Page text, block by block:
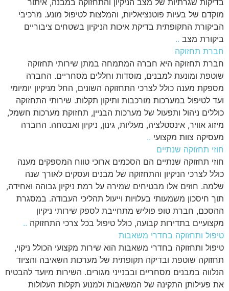
בדיקות שגרתיות של מצב הניקיון והתחזוקה במבנה, איתור
מוקדם של בעיות פוטנציאליות, והמלצות לטיפול מונע. מרכיבי
הביקורת התקופתית בדיקת איכות הניקיון בשטחים ציבוריים
ביקורת מצב ..
חברת תחזוקה
חברת תחזוקה היא חברה המתמחה במתן שירותי תחזוקה
שוטפת ומונעת למבנים, מוסדות וחללים מסחריים. החברה
מספקת מענה כולל לצרכי התחזוקה השונים, החל מניקיון יומיומי
ועד לטיפול במערכות מורכבות ותיקון תקלות. שירותי התחזוקה
כוללים ניהול ותפעול של מערכות הבניין, תחזוקת מערכות חשמל,
מיזוג אוויר, אינסטלציה, מעליות, גינון, ניקיון ואבטחה. החברה
מעסיקה צוות מקצועי ..
חוזי תחזוקה שנתיים
חוזי תחזוקה שנתיים הם הסכמים ארוכי טווח המספקים מענה
כולל לצרכי הניקיון והתחזוקה של מבנים ועסקים לאורך שנה
שלמה. חוזים אלו מבטיחים שמירה על רמת ניקיון גבוהה ואחידה,
תוך חיסכון משמעותי בעלויות וייעול תהליכי העבודה. במסגרת
ההסכם, חברת טופ פוליש מתחייבת לספק שירותי ניקיון
מקצועיים בתדירות קבועה, כולל טיפול בכל צרכי התחזוקה ..
טיפול ותחזוקה בחדרי משאבות
טיפול ותחזוקה בחדרי משאבות הוא שירות מקצועי הכולל ניקוי,
תחזוקה שוטפת ובדיקה תקופתית של מערכות השאיבה והציוד
הנלווה במבנים מסחריים ובבנייני מגורים. השירות מיועד להבטיח
את פעילותן התקינה של המשאבות ולמנוע תקלות העלולות